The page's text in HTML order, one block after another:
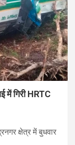
में गिरी HRTC
क्षेत्र में बुधवार